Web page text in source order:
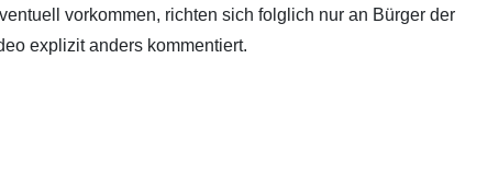
vorkommen, richten sich folglich nur an Bürger der
explizit anders kommentiert.